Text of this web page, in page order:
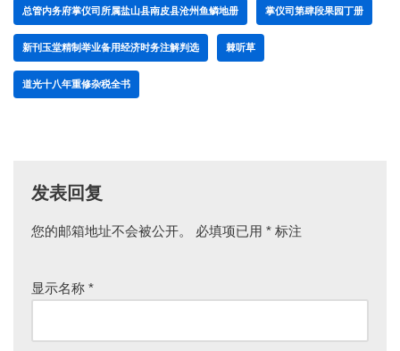
总管内务府掌仪司所属盐山县南皮县沧州鱼鳞地册 掌仪司第肆段果园丁册
新刊玉堂精制举业备用经济时务注解判选 棘听草
道光十八年重修杂税全书
发表回复
您的邮箱地址不会被公开。 必填项已用 * 标注
显示名称 *
A
r
a